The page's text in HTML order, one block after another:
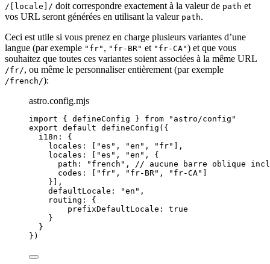
/[locale]/ doit correspondre exactement à la valeur de path et
vos URL seront générées en utilisant la valeur path.
Ceci est utile si vous prenez en charge plusieurs variantes d’une
langue (par exemple "fr" , "fr-BR" et "fr-CA") et que vous
souhaitez que toutes ces variantes soient associées à la même URL
/fr/, ou même le personnaliser entièrement (par exemple
/french/):
astro.config.mjs
import { defineConfig } from " astro/config "
export default defineConfig ({
i18n: {
locales: [
"es " , "en " , " fr"
],
locales: [
"es " , "en " , {
path:
" french " , // aucune barre oblique
codes: [
" fr" , " fr-BR" , " fr-CA"
}],
defaultLocale:
"en " ,
routing: {
prefixDefaultLocale: true
}
}
})